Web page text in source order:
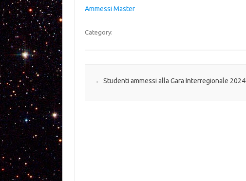
Ammessi Master
Category:
Post navigation
← Studenti ammessi alla Gara Interregionale 2024